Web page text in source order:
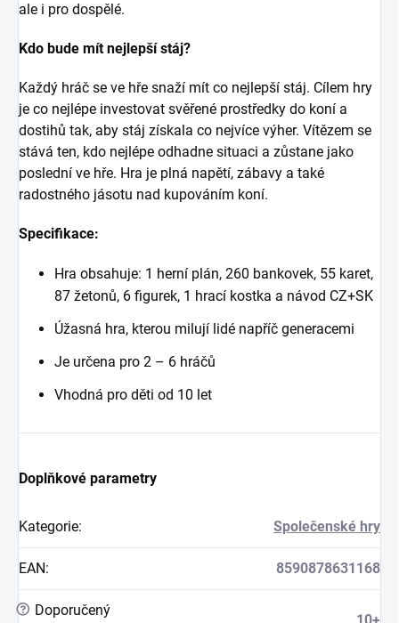
ale i pro dospělé.
Kdo bude mít nejlepší stáj?
Každý hráč se ve hře snaží mít co nejlepší stáj. Cílem hry
je co nejlépe investovat svěřené prostředky do koní a
dostihů tak, aby stáj získala co nejvíce výher. Vítězem se
stává ten, kdo nejlépe odhadne situaci a zůstane jako
poslední ve hře. Hra je plná napětí, zábavy a také
radostného jásotu nad kupováním koní.
Specifikace:
Hra obsahuje: 1 herní plán, 260 bankovek, 55 karet,
87 žetonů, 6 figurek, 1 hrací kostka a návod CZ+SK
Úžasná hra, kterou milují lidé napříč generacemi
Je určena pro 2 – 6 hráčů
Vhodná pro děti od 10 let
Doplňkové parametry
Kategorie: Společenské hry
EAN: 8590878631168
? Doporučený